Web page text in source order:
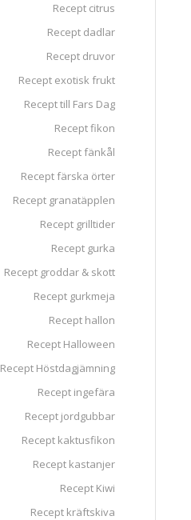
Recept citrus
Recept dadlar
Recept druvor
Recept exotisk frukt
Recept till Fars Dag
Recept fikon
Recept fänkål
Recept färska örter
Recept granatäpplen
Recept grilltider
Recept gurka
Recept groddar & skott
Recept gurkmeja
Recept hallon
Recept Halloween
Recept Höstdagjämning
Recept ingefära
Recept jordgubbar
Recept kaktusfikon
Recept kastanjer
Recept Kiwi
Recept kräftskiva